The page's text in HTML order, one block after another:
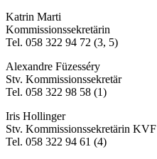
Katrin Marti
Kommissionssekretärin
Tel. 058 322 94 72 (3, 5)
Alexandre Füzesséry
Stv. Kommissionssekretär
Tel. 058 322 98 58 (1)
Iris Hollinger
Stv. Kommissionssekretärin KVF
Tel. 058 322 94 61 (4)